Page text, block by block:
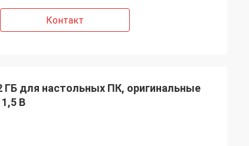
Контакт
ГБ для настольных ПК, оригинальные
В